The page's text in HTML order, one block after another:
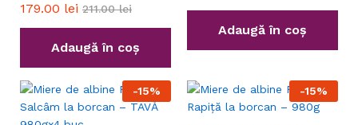
179.00 lei 211.00lei
Adaugă în coș
Adaugă în coș
-15% -15%